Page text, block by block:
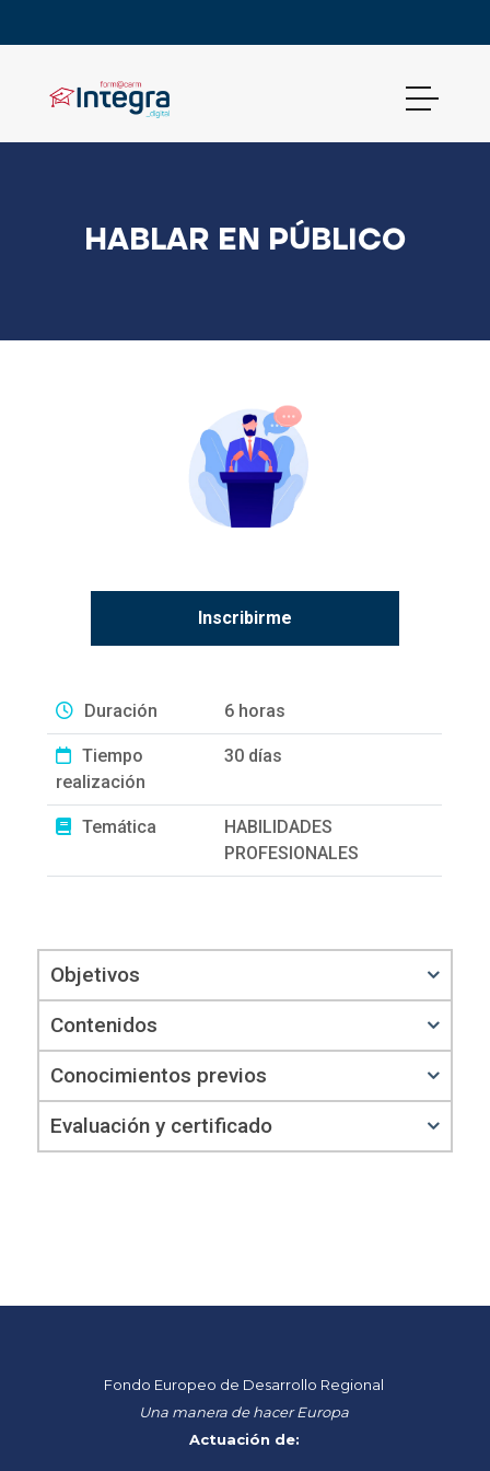
HABLAR EN PÚBLICO
Inscribirme
Duración 6 horas
Tiempo
realización
30 días
Temática
HABILIDADES
PROFESIONALES
Objetivos
Contenidos
Conocimientos previos
Evaluación y certificado
Fondo Europeo de Desarrollo Regional
Una manera de hacer Europa
Actuación de: